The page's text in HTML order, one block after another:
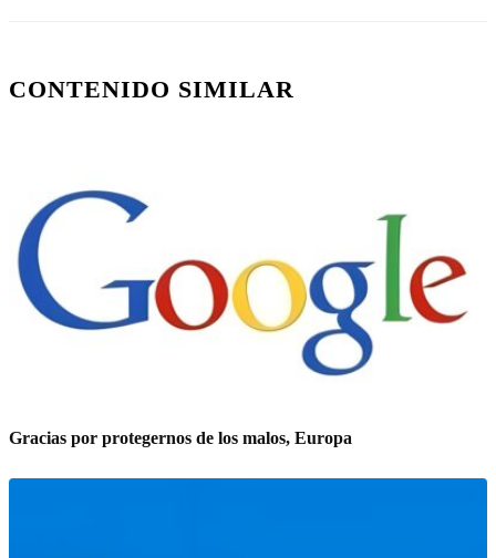
CONTENIDO SIMILAR
Gracias por protegernos de los malos, Europa